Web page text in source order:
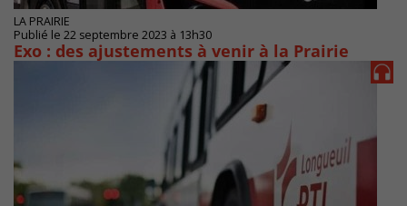
LA PRAIRIE
Publié le 22 septembre 2023 à 13h30
Exo : des ajustements à venir à la Prairie